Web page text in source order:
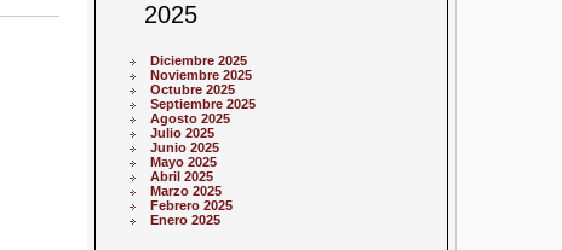
2025
Diciembre 2025
Noviembre 2025
Octubre 2025
Septiembre 2025
Agosto 2025
Julio 2025
Junio 2025
Mayo 2025
Abril 2025
Marzo 2025
Febrero 2025
Enero 2025